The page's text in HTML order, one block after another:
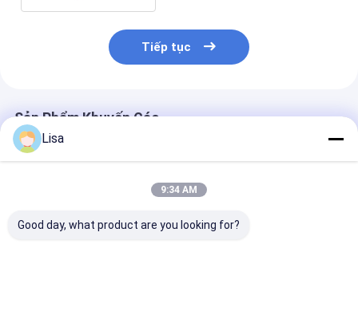
Tiếp tục
Sản Phẩm Khuyến Cáo
Lisa
9:34 AM
Good day, what product are you looking for?